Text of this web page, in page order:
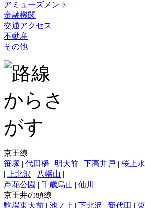
アミューズメント
金融機関
交通アクセス
不動産
その他
京王線
笹塚 | 代田橋 | 明大前 | 下高井戸 | 桜上水
|
上北沢 | 八幡山 |
芦花公園 | 千歳烏山 | 仙川
京王井の頭線
駒場東大前 | 池ノ上 | 下北沢 | 新代田 | 東